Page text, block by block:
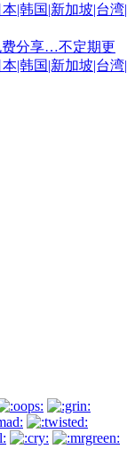
|韩国|新加坡|台湾|
费分享…不定期更
|韩国|新加坡|台湾|